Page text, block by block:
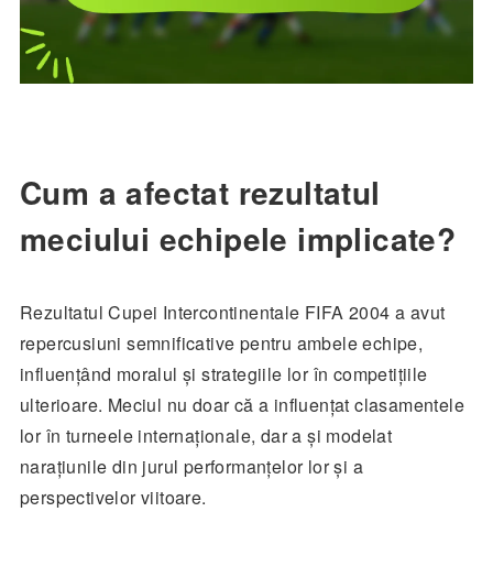
Cum a afectat rezultatul
meciului echipele implicate?
Rezultatul Cupei Intercontinentale FIFA 2004 a avut
repercusiuni semnificative pentru ambele echipe,
influențând moralul și strategiile lor în competițiile
ulterioare. Meciul nu doar că a influențat clasamentele
lor în turneele internaționale, dar a și modelat
narațiunile din jurul performanțelor lor și a
perspectivelor viitoare.